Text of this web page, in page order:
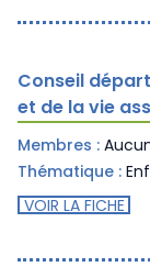
Conseil
et de la vie
Membres :
Thématique :
VOIR LA FICHE